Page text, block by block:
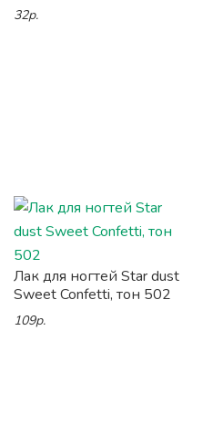
32р.
Лак для ногтей Star dust
Sweet Confetti, тон 502
109р.